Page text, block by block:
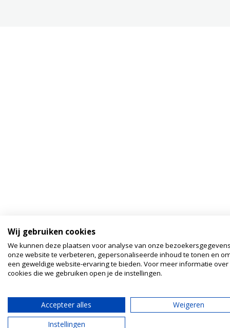
Wij gebruiken cookies
We kunnen deze plaatsen voor analyse van onze
onze website te verbeteren, gepersonaliseerde inhoud te tonen en
een geweldige website-ervaring te bieden. Voor meer informatie over
cookies die we gebruiken open je de instellingen.
Accepteer alles
Weigeren
Instellingen